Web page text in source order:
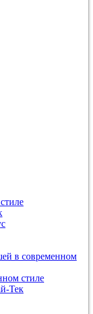
в современном
стиле
Тек